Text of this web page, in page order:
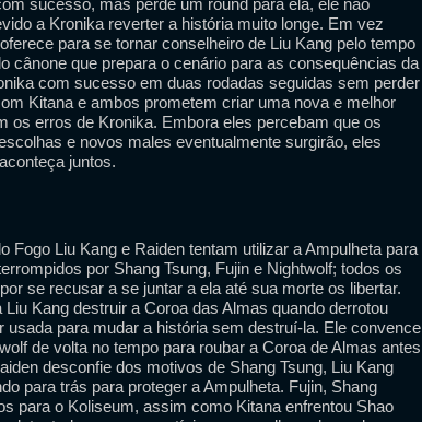
sucesso, mas perde um round para ela, ele não
a Kronika reverter a história muito longe. Em vez
para se tornar conselheiro de Liu Kang pelo tempo
cânone que prepara o cenário para as consequências da
com sucesso em duas rodadas seguidas sem perder
Kitana e ambos prometem criar uma nova e melhor
os erros de Kronika. Embora eles percebam que os
e novos males eventualmente surgirão, eles
juntos.
Fogo Liu Kang e Raiden tentam utilizar a Ampulheta para
por Shang Tsung, Fujin e Nightwolf; todos os
se recusar a se juntar a ela até sua morte os libertar.
Kang destruir a Coroa das Almas quando derrotou
usada para mudar a história sem destruí-la. Ele convence
de volta no tempo para roubar a Coroa de Almas antes
desconfie dos motivos de Shang Tsung, Liu Kang
para trás para proteger a Ampulheta. Fujin, Shang
para o Koliseum, assim como Kitana enfrentou Shao